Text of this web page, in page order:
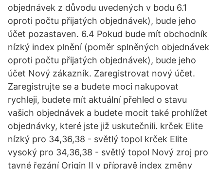
objednávek z důvodu uvedených v bodu 6.1
oproti počtu přijatých objednávek), bude jeho
účet pozastaven. 6.4 Pokud bude mít obchodník
nízký index plnění (poměr splněných objednávek
oproti počtu přijatých objednávek), bude jeho
účet Nový zákazník. Zaregistrovat nový účet.
Zaregistrujte se a budete moci nakupovat
rychleji, budete mít aktuální přehled o stavu
vašich objednávek a budete mocit také prohlížet
objednávky, které jste již uskutečnili. krček Elite
nízký pro 34,36,38 - světlý topol krček Elite
vysoký pro 34,36,38 - světlý topol Nový zroj pro
tavné řezání Origin II v přípravě index změny